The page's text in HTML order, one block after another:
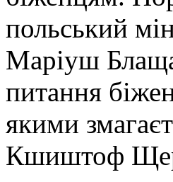
польський
Маріуш
питання
якими
Кшиштоф